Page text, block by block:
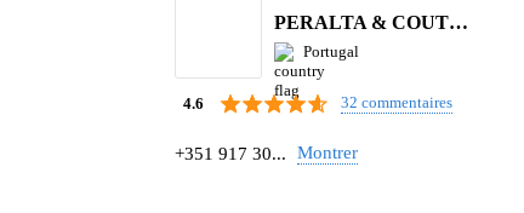
PERALTA & COUTINHO S.A.
Portugal
4.6 32 commentaires
+351 917 30... Montrer